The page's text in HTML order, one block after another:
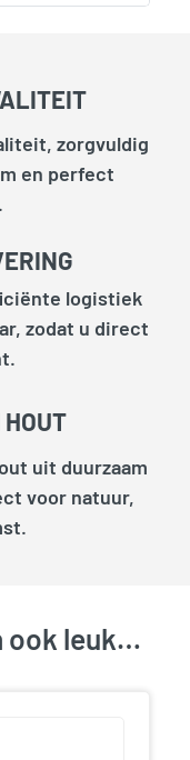
zorgvuldig
en perfect
logistiek
zodat u direct
uit duurzaam
voor natuur,
ook leuk…